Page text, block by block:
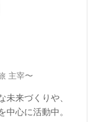
主宰〜
未来づくりや、
中心に活動中。